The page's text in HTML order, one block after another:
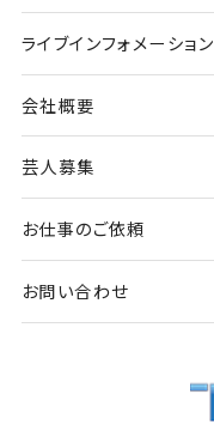
ライブインフォメーション
会社概要
芸人募集
お仕事のご依頼
お問い合わせ